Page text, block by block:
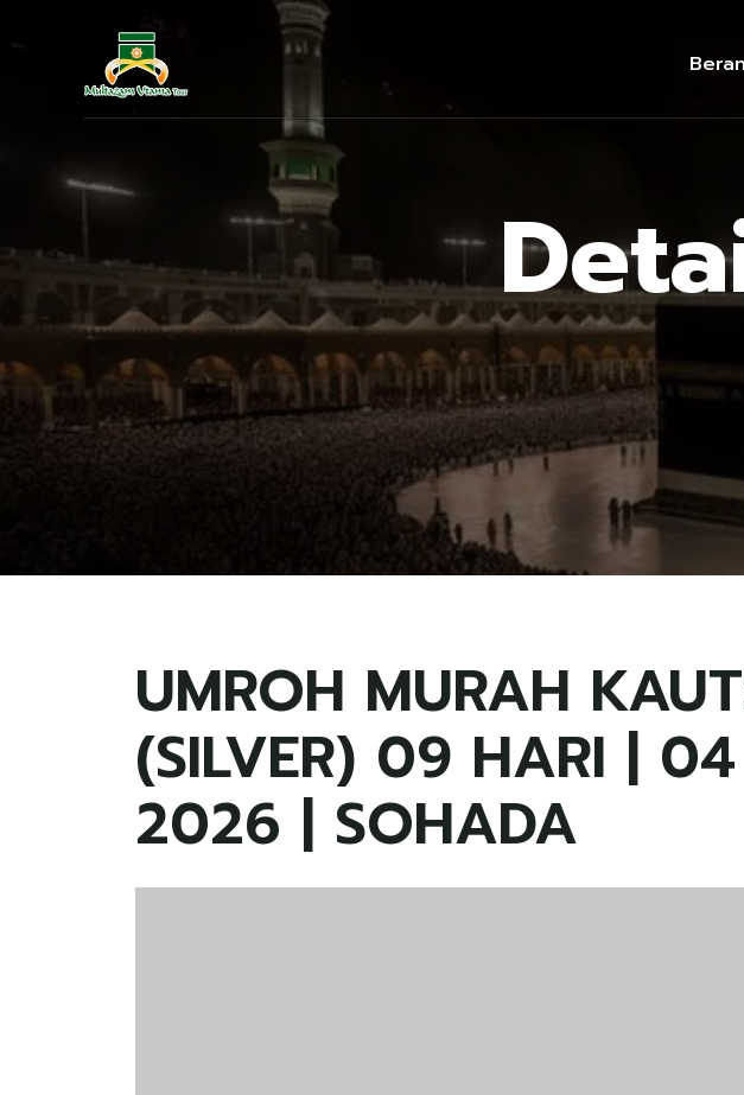
UMROH MURAH
(SILVER) 09 HARI |
2026 | SOHADA